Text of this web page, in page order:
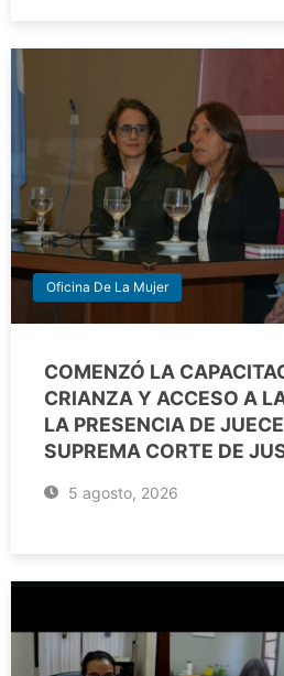
Oficina De La Mujer
COMENZÓ LA
CRIANZA Y ACCESO A
LA PRESENCIA DE
SUPREMA CORTE DE
5 agosto, 2026